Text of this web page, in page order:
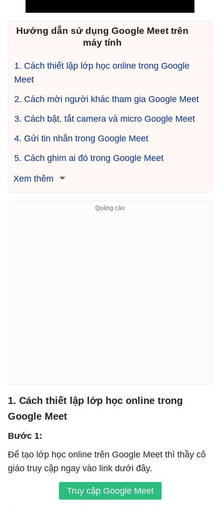
Hướng dẫn sử dụng Google Meet trên
máy tính
1. Cách thiết lập lớp học online trong Google
Meet
2. Cách mời người khác tham gia Google Meet
3. Cách bật, tắt camera và micro Google Meet
4. Gửi tin nhắn trong Google Meet
5. Cách ghim ai đó trong Google Meet
Xem thêm
1. Cách thiết lập lớp học online trong
Google Meet
Bước 1:
Để tạo lớp học online trên Google Meet thì thầy cô
giáo truy cập ngay vào link dưới đây.
Truy cập Google Meet